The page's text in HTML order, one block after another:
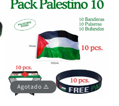
Agotado ⚠️